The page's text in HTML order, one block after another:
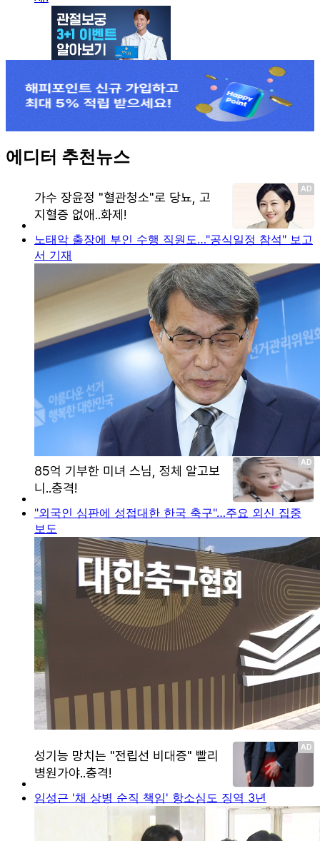
에디터 추천뉴스
노태악 출장에 부인 수행 직원도…"공식일정 참석" 보고
서 기재
"외국인 심판에 성접대한 한국 축구"…주요 외신 집중
보도
임성근 '채 상병 순직 책임' 항소심도 징역 3년